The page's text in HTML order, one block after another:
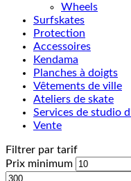
Wheels
Surfskates
Protection
Accessoires
Kendama
Planches à doigts
Vêtements de ville
Ateliers de skate
Services de studio
Vente
Filtrer par tarif
Prix minimum